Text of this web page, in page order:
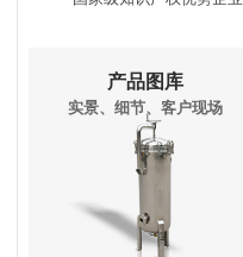
单机展厅
2020.08.11
产品图库
实景、细节、客户现场